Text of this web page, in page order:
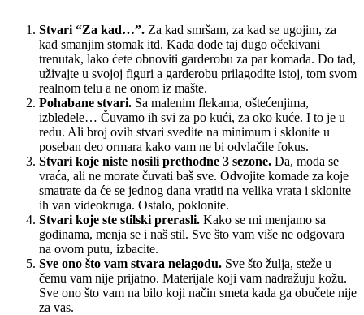
Stvari “Za kad…”. Za kad smršam, za kad se ugojim, za
kad smanjim stomak itd. Kada dođe taj dugo očekivani
trenutak, lako ćete obnoviti garderobu za par komada. Do tad,
uživajte u svojoj figuri a garderobu prilagodite istoj, tom svom
realnom telu a ne onom iz mašte.
Pohabane stvari. Sa malenim flekama, oštećenjima,
izbledele… Čuvamo ih svi za po kući, za oko kuće. I to je u
redu. Ali broj ovih stvari svedite na minimum i sklonite u
poseban deo ormara kako vam ne bi odvlačile fokus.
Stvari koje niste nosili prethodne 3 sezone. Da, moda se
vraća, ali ne morate čuvati baš sve. Odvojite komade za koje
smatrate da će se jednog dana vratiti na velika vrata i sklonite
ih van videokruga. Ostalo, poklonite.
Stvari koje ste stilski prerasli. Kako se mi menjamo sa
godinama, menja se i naš stil. Sve što vam više ne odgovara
na ovom putu, izbacite.
Sve ono što vam stvara nelagodu. Sve što žulja, steže u
čemu vam nije prijatno. Materijale koji vam nadražuju kožu.
Sve ono što vam na bilo koji način smeta kada ga obučete nije
za vas.